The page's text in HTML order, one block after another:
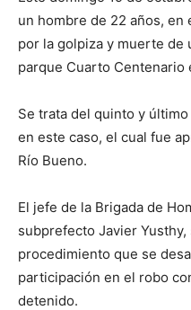
un hombre de 22 años, en
por la golpiza y muerte de
parque Cuarto Centenario
Se trata del quinto y
en este caso, el cual fue
Río Bueno.
El jefe de la Brigada de
subprefecto Javier
procedimiento que se
participación en el robo
detenido.